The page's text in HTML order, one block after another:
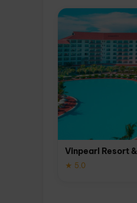
Vinpearl Resort
★ 5.0